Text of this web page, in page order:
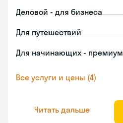
Деловой - для бизнеса
Для путешествий
Для начинающих - премиум
Все услуги и цены (4)
Читать дальше